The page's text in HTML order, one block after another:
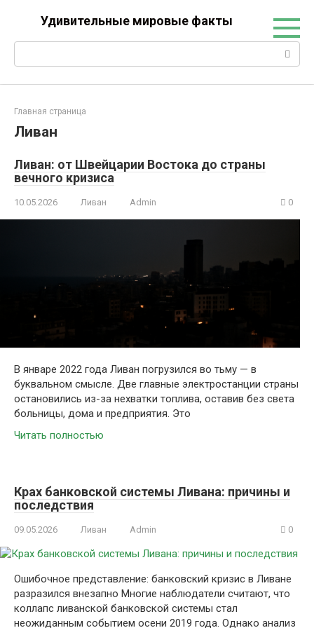
Удивительные мировые факты
Поиск:
Главная страница
Ливан
Ливан: от Швейцарии Востока до страны
вечного кризиса
10.05.2026 Ливан Admin 0
В январе 2022 года Ливан погрузился во тьму — в
буквальном смысле. Две главные электростанции страны
остановились из-за нехватки топлива, оставив без света
больницы, дома и предприятия. Это
Читать полностью
Крах банковской системы Ливана: причины и
последствия
09.05.2026 Ливан Admin 0
Ошибочное представление: банковский кризис в Ливане
разразился внезапно Многие наблюдатели считают, что
коллапс ливанской банковской системы стал
неожиданным событием осени 2019 года. Однако анализ